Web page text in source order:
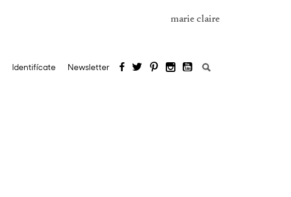
marie claire
Identifícate Newsletter Buscar: